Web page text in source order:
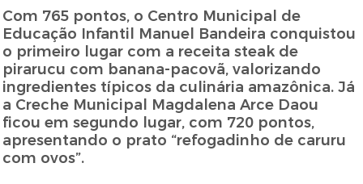
Com 765 pontos, o Centro Municipal de
Educação Infantil Manuel Bandeira conquistou
o primeiro lugar com a receita steak de
pirarucu com banana-pacovã, valorizando
ingredientes típicos da culinária amazônica. Já
a Creche Municipal Magdalena Arce Daou
ficou em segundo lugar, com 720 pontos,
apresentando o prato “refogadinho de caruru
com ovos”.